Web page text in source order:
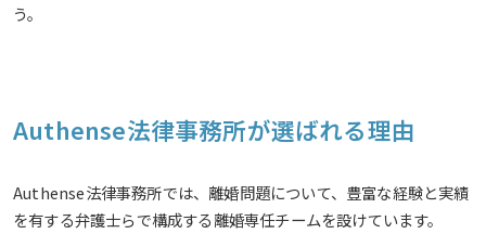
う。
Authense法律事務所が選ばれる理由
Authense法律事務所では、離婚問題について、豊富な経験と実績
を有する弁護士らで構成する離婚専任チームを設けています。